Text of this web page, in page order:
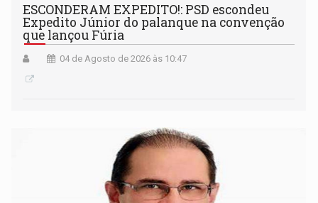
ESCONDERAM EXPEDITO!: PSD escondeu
Expedito Júnior do palanque na convenção
que lançou Fúria
04 de Agosto de 2026 às 10:47